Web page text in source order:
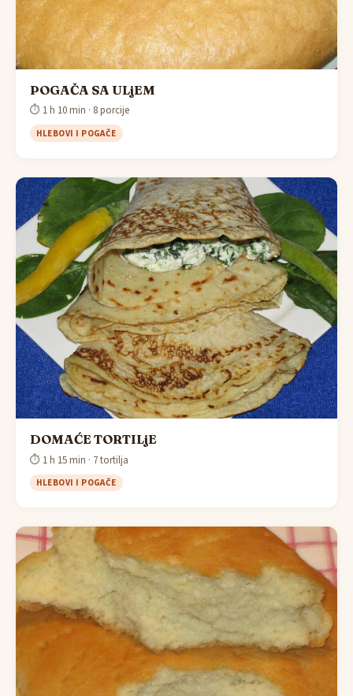
POGAČA SA ULjEM
⏱ 1 h 10 min · 8 porcije
HLEBOVI I POGAČE
DOMAĆE TORTILjE
⏱ 1 h 15 min · 7 tortilja
HLEBOVI I POGAČE